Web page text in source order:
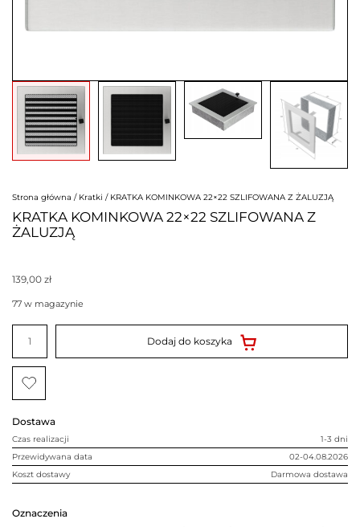
Strona główna / Kratki / KRATKA KOMINKOWA 22×22 SZLIFOWANA Z ŻALUZJĄ
KRATKA KOMINKOWA 22×22 SZLIFOWANA Z
ŻALUZJĄ
Dostawa
Czas realizacji
1-3 dni
Przewidywana data
02-04.08.2026
Koszt dostawy
Darmowa dostawa
Oznaczenia
139,00 zł
77 w magazynie
ilość
KRATKA
22x22
SZLIFOWANA
ŻALUZJĄ
Dodaj do koszyka